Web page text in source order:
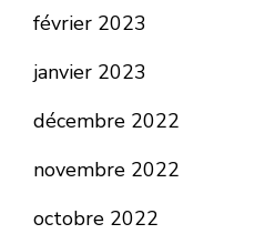
février 2023
janvier 2023
décembre 2022
novembre 2022
octobre 2022